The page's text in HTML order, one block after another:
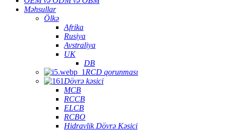
Məhsullar
Ölkə
Afrika
Rusiya
Avstraliya
UK
DB
RCD qorunması
Dövrə kəsici
MCB
RCCB
ELCB
RCBO
Hidravlik Dövrə Kəsici